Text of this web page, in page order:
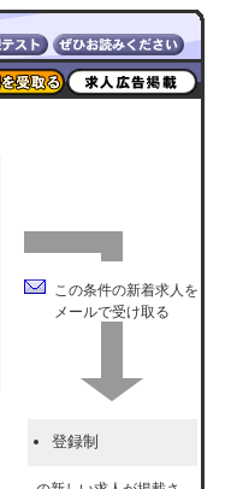
この条件の新着求人を
メールで受け取る
登録制